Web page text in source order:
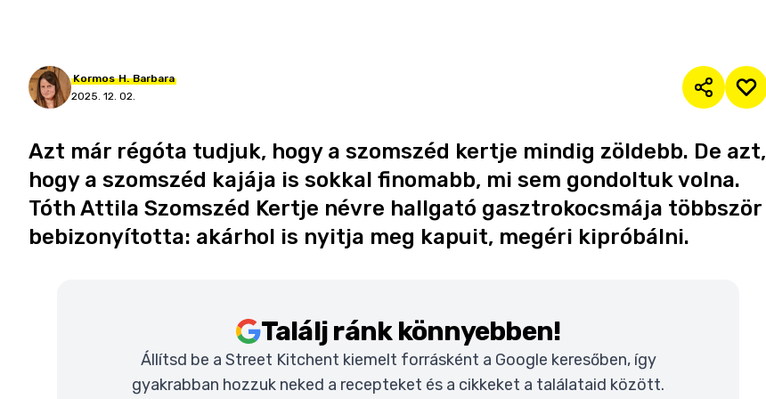
Kormos H. Barbara
2025. 12. 02.
Azt már régóta tudjuk, hogy a szomszéd kertje mindig zöldebb. De azt,
hogy a szomszéd kajája is sokkal finomabb, mi sem gondoltuk volna.
Tóth Attila Szomszéd Kertje névre hallgató gasztrokocsmája többször
bebizonyította: akárhol is nyitja meg kapuit, megéri kipróbálni.
Találj ránk könnyebben!
Állítsd be a Street Kitchent kiemelt forrásként a Google keresőben, így
gyakrabban hozzuk neked a recepteket és a cikkeket a találataid között.